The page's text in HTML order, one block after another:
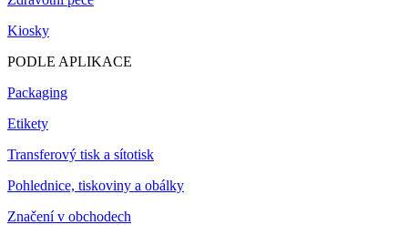
Kiosky
PODLE APLIKACE
Packaging
Etikety
Transferový tisk a sítotisk
Pohlednice, tiskoviny a obálky
Značení v obchodech